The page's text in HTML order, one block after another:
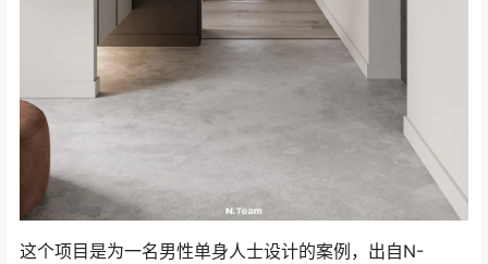
这个项目是为一名男性单身人士设计的案例，出自N-